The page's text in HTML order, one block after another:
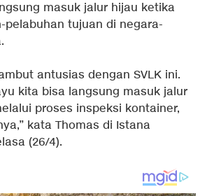
masuk jalur hijau ketika
pelabuhan tujuan di negara-
antusias dengan SVLK ini.
kita bisa langsung masuk jalur
proses inspeksi kontainer,
kata Thomas di Istana
(26/4).